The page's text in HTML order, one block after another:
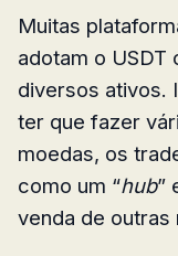
Muitas
adotam o USDT
diversos ativos.
ter que fazer
moedas, os
como um “hub”
venda de outras